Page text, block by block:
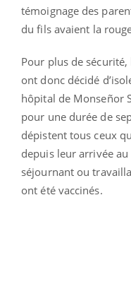
témoignage des
du fils avaient la
Pour plus de
ont donc décidé
hôpital de Monseñor
pour une durée de
dépistent tous ceux
depuis leur arrivée au
séjournant ou
ont été vaccinés.